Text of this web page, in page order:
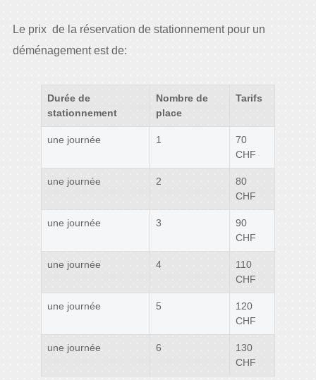
Le prix de la réservation de stationnement pour un
déménagement est de:
Durée de
stationnement
Nombre de
place
Tarifs
une journée 1
70
CHF
une journée 2
80
CHF
une journée 3
90
CHF
une journée 4
110
CHF
une journée 5
120
CHF
une journée 6
130
CHF